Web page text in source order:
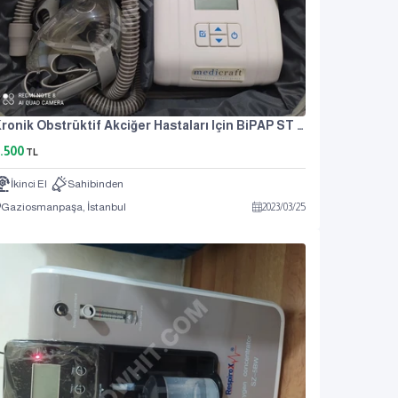
Kronik Obstrüktif Akciğer Hastaları Için BiPAP ST Cihazı
TL
İkinci El
Sahibinden
Gaziosmanpaşa, İstanbul
2023/03/25